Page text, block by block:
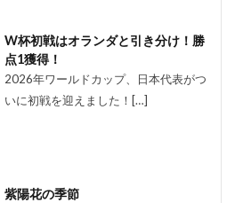
W杯初戦はオランダと引き分け！勝
点1獲得！
2026年ワールドカップ、日本代表がつ
いに初戦を迎えました！[…]
紫陽花の季節